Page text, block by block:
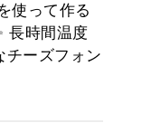
使って作る
長時間温度
チーズフォン